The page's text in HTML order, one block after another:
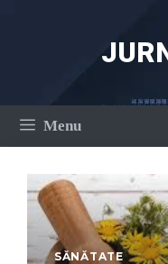
Menu
SĂNĂTATE